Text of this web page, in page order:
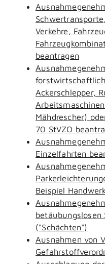
Verkehre,
beantragen
Ackerschlepper,
Mähdrescher)
70 StVZO
Einzelfahrten
Beispiel
betäubungslosen
("Schächten")
Ausnahmen von